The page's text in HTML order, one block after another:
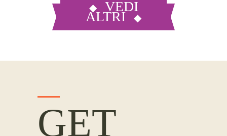
VEDI
ALTRI
GET